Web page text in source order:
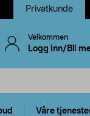
Privatkunde
Velkommen
Logg inn/Bli
Våre